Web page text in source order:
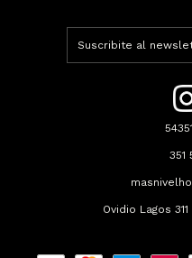
351
Ovidio Lagos